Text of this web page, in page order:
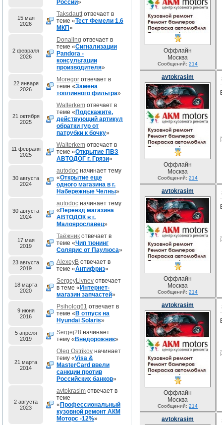
России»
15 мая
2026
Taksdauttотвечает в
теме «Тест Фемели 1.6
МКП»
2 февраля
2026
Donaling отвечает в
теме «Сигнализации
Pandora -
консультации
производителя»
22 января
2026
Moregor отвечает в
теме «Замена
топливного фильтра»
21 октября
2025
Walterkem отвечает в
теме « Подскажите,
действующий артикул
обратки гур от
патрубки к бочку»
11 февраля
2025
Walterkem отвечает в
теме «Открытие ПВЗ
АВТОДОГ г. Грязи»
30 августа
2024
autodoc начинает тему
«Открытие еще
одного магазина в г.
Набережные Челны»
30 августа
2024
autodoc начинает тему
« Переезд магазина
АВТОДОК в г.
Малоярославец»
17 мая
2019
Таёжник отвечает в
теме «Чип тюнинг
Солярис от Паулюса»
23 августа
2019
AlexeyB отвечает в
теме «Антифриз»
18 марта
2020
SergeyLivnev отвечает
в теме « Интернет-
магазин запчастей»
9 июня
2016
Psiholog61 отвечает в
теме « В отпуск на
Hyundai Solaris»
5 апреля
2019
Sergej28 начинает
тему « Внедорожник»
21 марта
2014
Oleg Ostrikov начинает
тему «Visa &
MasterCard ввели
санкции против
Российских банков»
2 августа
2023
avtokrasim отвечает в
теме
« Профессиональный
кузовной ремонт АКМ
Моторс -12%»
Оффлайн
Москва
Сообщений: 214
avtokrasim
Оффлайн
Москва
Сообщений: 214
avtokrasim
Оффлайн
Москва
Сообщений: 214
avtokrasim
Оффлайн
Москва
Сообщений: 214
avtokrasim